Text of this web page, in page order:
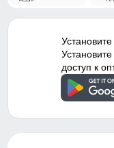
доступ к